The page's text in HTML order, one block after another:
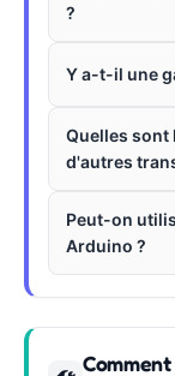
?
Y a-t-il une
Quelles sont
d'autres
Peut-on
Arduino ?